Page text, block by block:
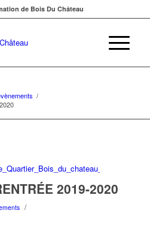
de Bois Du Château
/
2019-2020
/